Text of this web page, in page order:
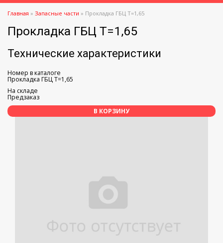
Главная » Запасные части » Прокладка ГБЦ Т=1,65
Прокладка ГБЦ Т=1,65
Технические характеристики
Номер в каталоге
Прокладка ГБЦ Т=1,65
На складе
Предзаказ
В КОРЗИНУ